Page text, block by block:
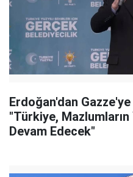
Erdoğan'dan Gazze'ye
"Türkiye, Mazlumların
Devam Edecek"